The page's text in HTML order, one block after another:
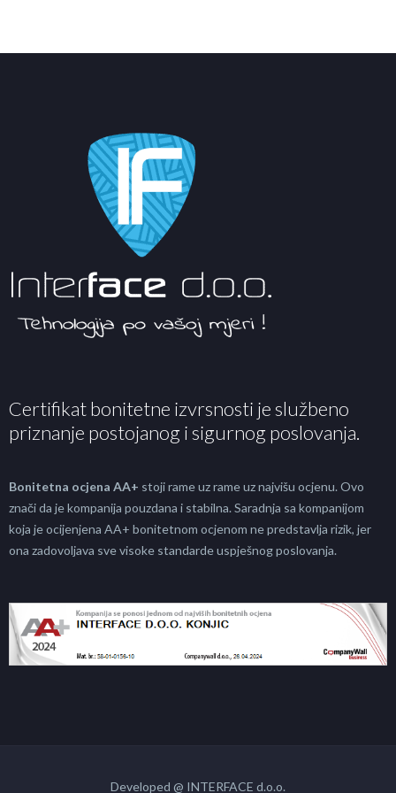
Certifikat bonitetne izvrsnosti je službeno
priznanje postojanog i sigurnog poslovanja.
Bonitetna ocjena AA+ stoji rame uz rame uz najvišu ocjenu. Ovo
znači da je kompanija pouzdana i stabilna. Saradnja sa kompanijom
koja je ocijenjena AA+ bonitetnom ocjenom ne predstavlja rizik, jer
ona zadovoljava sve visoke standarde uspješnog poslovanja.
Developed @ INTERFACE d.o.o.